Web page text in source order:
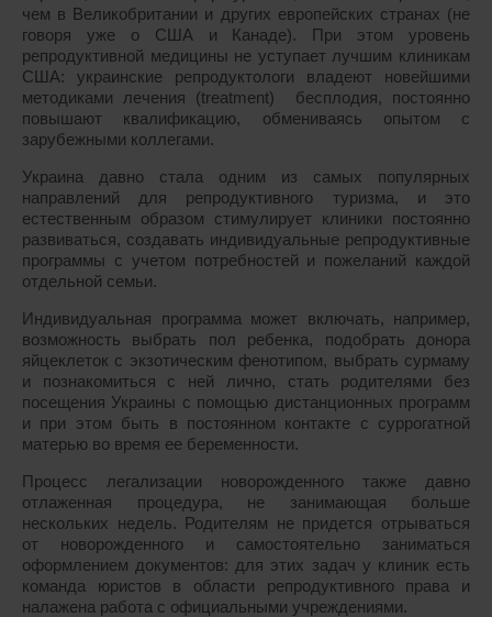
чем в Великобритании и других европейских странах (не
говоря уже о США и Канаде). При этом уровень
репродуктивной медицины не уступает лучшим клиникам
США: украинские репродуктологи владеют новейшими
методиками лечения (treatment) бесплодия, постоянно
повышают квалификацию, обмениваясь опытом с
зарубежными коллегами.
Украина давно стала одним из самых популярных
направлений для репродуктивного туризма, и это
естественным образом стимулирует клиники постоянно
развиваться, создавать индивидуальные репродуктивные
программы с учетом потребностей и пожеланий каждой
отдельной семьи.
Индивидуальная программа может включать, например,
возможность выбрать пол ребенка, подобрать донора
яйцеклеток с экзотическим фенотипом, выбрать сурмаму
и познакомиться с ней лично, стать родителями без
посещения Украины с помощью дистанционных программ
и при этом быть в постоянном контакте с суррогатной
матерью во время ее беременности.
Процесс легализации новорожденного также давно
отлаженная процедура, не занимающая больше
нескольких недель. Родителям не придется отрываться
от новорожденного и самостоятельно заниматься
оформлением документов: для этих задач у клиник есть
команда юристов в области репродуктивного права и
налажена работа с официальными учреждениями.